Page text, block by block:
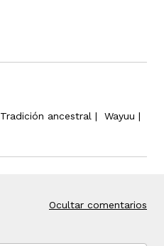
Tradición ancestral | Wayuu |
Ocultar comentarios